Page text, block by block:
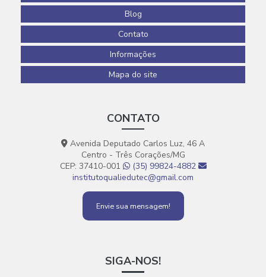
Blog
Contato
Informações
Mapa do site
CONTATO
Avenida Deputado Carlos Luz, 46 A
Centro - Três Corações/MG
CEP: 37410-001
(35) 99824-4882
institutoqualiedutec@gmail.com
Envie sua mensagem!
SIGA-NOS!